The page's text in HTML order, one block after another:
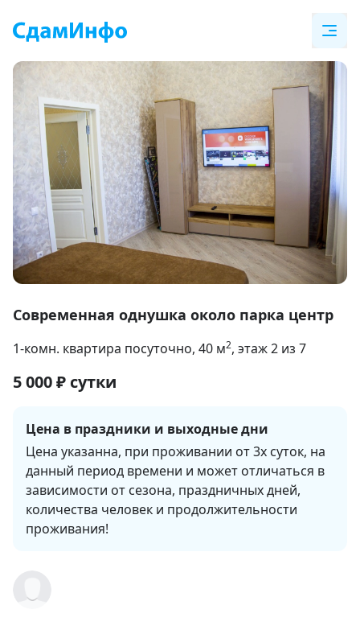
1
16
Современная однушка около парка центр
1-комн. квартира посуточно, 40 м2, этаж 2 из 7
5 000₽ сутки
Цена в праздники и выходные дни
Цена указанна, при проживании от 3х суток, на
данный период времени и может отличаться в
зависимости от сезона, праздничных дней,
количества человек и продолжительности
проживания!